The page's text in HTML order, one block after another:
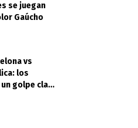
se juegan
Gaúcho
vs
los
golpe clave